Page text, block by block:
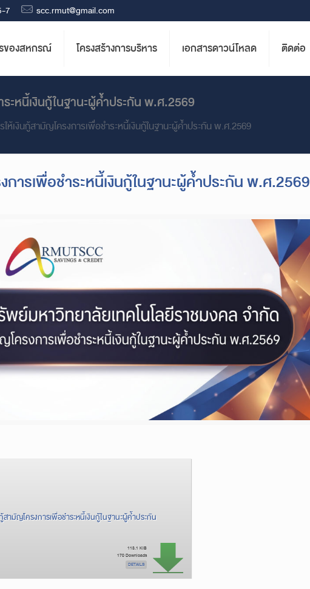
7 scc.rmut@gmail.com
ของสหกรณ์ โครงสร้างการบริหาร เอกสารดาวน์โหลด ติดต่อ
ะหนี้เงินกู้ในฐานะผู้ค้ำประกัน พ.ศ.2569
ห้เงินกู้สามัญโครงการเพื่อชำระหนี้เงินกู้ในฐานะผู้ค้ำประกัน พ.ศ.2569
ารเพื่อชำระหนี้เงินกู้ในฐานะผู้ค้ำประกัน พ.ศ.2569
ามัญโครงการเพื่อชำระหนี้เงินกู้ในฐานะผู้ค้ำประกัน
113.1 KiB
170 Downloads
DETAILS